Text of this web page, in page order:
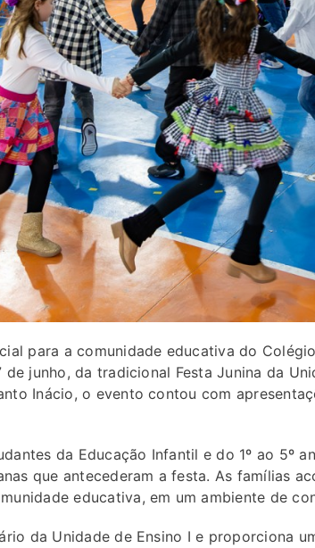
para a comunidade educativa do
junho, da tradicional Festa Junina da
Inácio, o evento contou com
da Educação Infantil e do 1º ao 5º
que antecederam a festa. As famílias
educativa, em um ambiente de
da Unidade de Ensino I e proporciona